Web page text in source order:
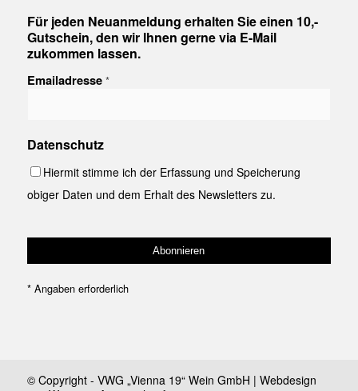
Für jeden Neuanmeldung erhalten Sie einen 10,-
Gutschein, den wir Ihnen gerne via E-Mail
zukommen lassen.
Emailadresse *
Datenschutz
Hiermit stimme ich der Erfassung und Speicherung
obiger Daten und dem Erhalt des Newsletters zu.
*Angaben erforderlich
© Copyright - VWG „Vienna 19“ Wein GmbH | Webdesign